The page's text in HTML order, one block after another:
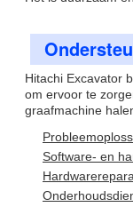
Hitachi Excavator
om ervoor te
graafmachine
Software- en